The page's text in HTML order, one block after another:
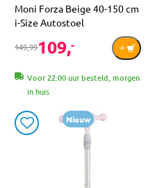
Moni Forza Beige 40-150 cm
i-Size Autostoel
149,99109,-
Voor 22:00 uur besteld, morgen
in huis
Nieuw